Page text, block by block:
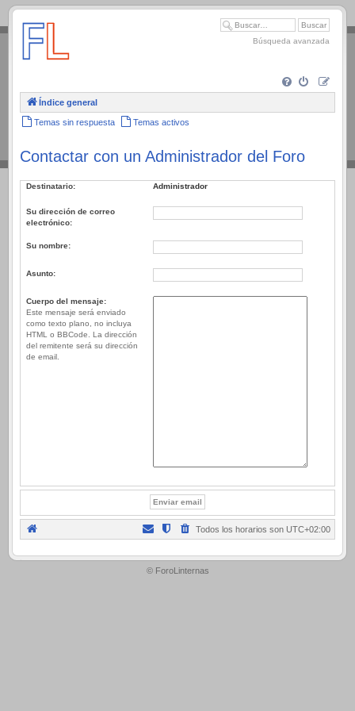
.
Búsqueda avanzada
Índice general
Temas sin respuesta Temas activos
Contactar con un Administrador del Foro
Destinatario: Administrador
Su dirección de correo
electrónico:
Su nombre:
Asunto:
Cuerpo del mensaje:
Este mensaje será enviado
como texto plano, no incluya
HTML o BBCode. La dirección
del remitente será su dirección
de email.
Todos los horarios son UTC+02:00
.
© ForoLinternas